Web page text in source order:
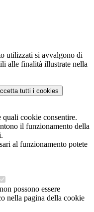
utilizzati si avvalgono di
alle finalità illustrate nella
tutti i cookies
quali cookie consentire.
il funzionamento della
al funzionamento potete
possono essere
nella pagina della cookie